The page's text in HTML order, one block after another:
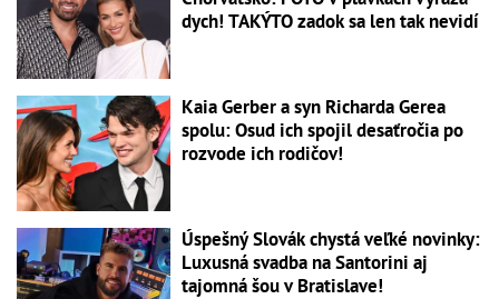
dych! TAKÝTO zadok sa len tak nevidí
Kaia Gerber a syn Richarda Gerea
spolu: Osud ich spojil desaťročia po
rozvode ich rodičov!
Úspešný Slovák chystá veľké novinky:
Luxusná svadba na Santorini aj
tajomná šou v Bratislave!